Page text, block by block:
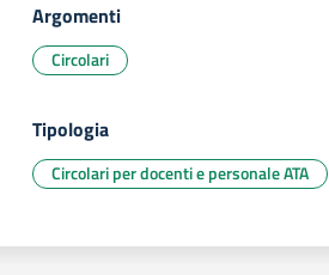
Argomenti
Circolari
Tipologia
Circolari per docenti e personale ATA